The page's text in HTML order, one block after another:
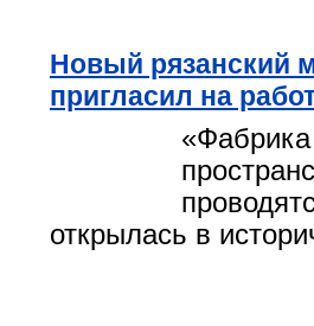
Новый рязанский
пригласил на
открылась в